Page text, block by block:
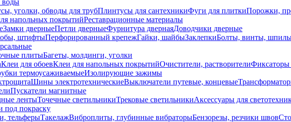
воды
уголки, обводы для трубПлинтусы для сантехникиФуги для плиткиПорожки,
напольных покрытийРеставрационные материалы
Замки дверныеПетли дверныеФурнитура двернаяДоводчики дверные
штифтыПерфорированный крепежГайки, шайбыЗаклепкиБолты, винты,
плитыБагеты, молдинги, уголки
Клеи для обоевКлеи для напольных покрытийОчистители, растворителиФиксаторы
термоусаживаемыеИзолирующие зажимы
Шины электротехническиеВыключатели путевые, концевые
Пускатели магнитные
лентыТочечные светильникиТрековые светильникиАксессуары для
под покраску
тельферыТакелажВиброплиты, глубинные вибраторыБензорезы, резчики швов